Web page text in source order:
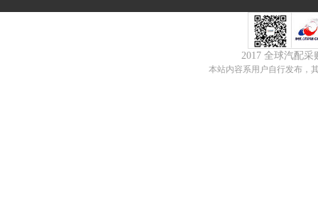
2017 全球汽配
本站内容系用户自行发布，